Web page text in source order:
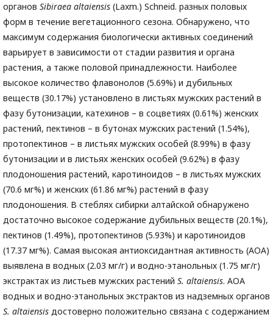
органов Sibiraea altaiensis (Laxm.) Schneid. разных половых
форм в течение вегетационного сезона. Обнаружено, что
максимум содержания биологически активных соединений
варьирует в зависимости от стадии развития и органа
растения, а также половой принадлежности. Наиболее
высокое количество флавонолов (5.69%) и дубильных
веществ (30.17%) установлено в листьях мужских растений в
фазу бутонизации, катехинов – в соцветиях (0.61%) женских
растений, пектинов – в бутонах мужских растений (1.54%),
протопектинов – в листьях мужских особей (8.99%) в фазу
бутонизации и в листьях женских особей (9.62%) в фазу
плодоношения растений, каротиноидов – в листьях мужских
(70.6 мг%) и женских (61.86 мг%) растений в фазу
плодоношения. В стеблях сибирки алтайской обнаружено
достаточно высокое содержание дубильных веществ (20.1%),
пектинов (1.49%), протопектинов (5.93%) и каротиноидов
(17.37 мг%). Самая высокая антиоксидантная активность (АОА)
выявлена в водных (2.03 мг/г) и водно-этанольных (1.75 мг/г)
экстрактах из листьев мужских растений S. altaiensis. АОА
водных и водно-этанольных экстрактов из надземных органов
S. altaiensis достоверно положительно связана с содержанием